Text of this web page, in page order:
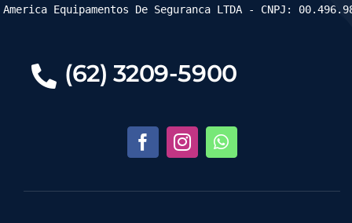
(62) 3209-5900
Equipamentos De Seguranca LTDA - CNPJ: